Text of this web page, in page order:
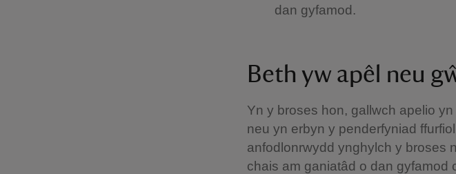
dan gyfamod.
Beth yw apêl neu
Yn y broses hon, gallwch apelio
neu yn erbyn y penderfyniad
anfodlonrwydd ynghylch y broses
chais am ganiatâd o dan gyfamod